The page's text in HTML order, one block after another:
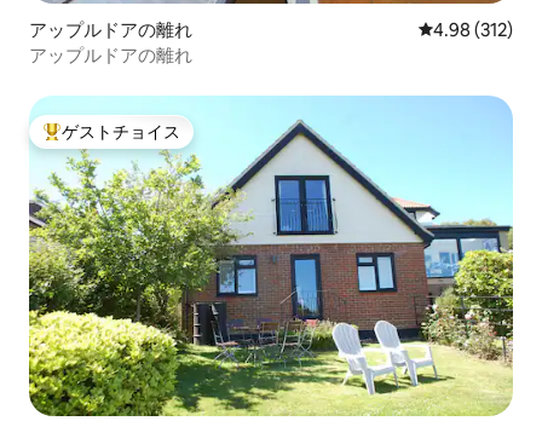
アップルドアの離れ レビュー312
4.98 (312)
アップルドアの離れ
大好評のゲストチョイスです。
ゲストチョイス